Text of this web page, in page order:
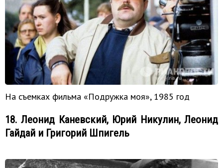
На съемках фильма «Подружка моя», 1985 год
18. Леонид Каневский, Юрий Никулин, Леонид
Гайдай и Григорий Шпигель